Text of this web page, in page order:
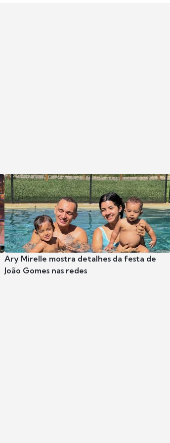
Ary Mirelle mostra detalhes da festa de
João Gomes nas redes